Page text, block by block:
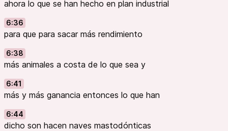
ahora lo que se han hecho en plan industrial
6:36
para que para sacar más rendimiento
6:38
más animales a costa de lo que sea y
6:41
más y más ganancia entonces lo que han
6:44
dicho son hacen naves mastodónticas